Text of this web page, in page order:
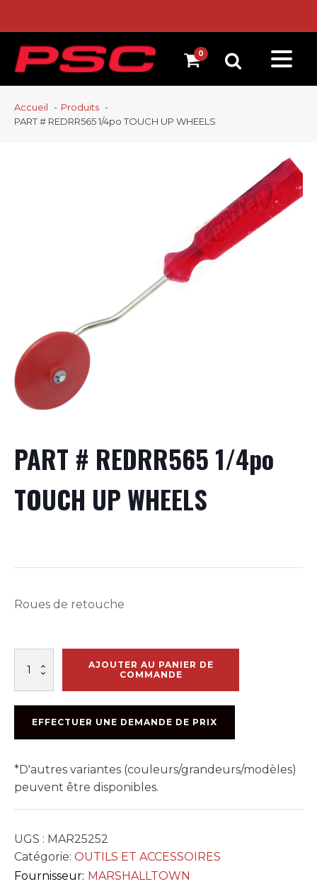
Accueil
Produits
PART # REDRR565 1/4po TOUCH UP WHEELS
PART # REDRR565 1/4po
TOUCH UP WHEELS
Roues de retouche
PART
1/4po
TOUCH
WHEELS
AJOUTER AU PANIER DE
COMMANDE
EFFECTUER UNE DEMANDE DE PRIX
*D'autres variantes (couleurs/grandeurs/modèles)
peuvent être disponibles.
UGS : MAR25252
Catégorie: OUTILS ET ACCESSOIRES
Fournisseur: MARSHALLTOWN